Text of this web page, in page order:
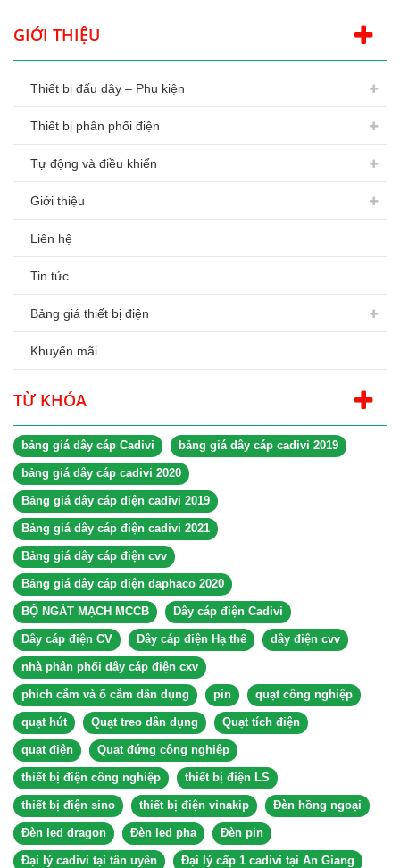
GIỚI THIỆU
Thiết bị đấu dây – Phụ kiện
Thiết bị phân phối điện
Tự động và điều khiển
Giới thiệu
Liên hệ
Tin tức
Bảng giá thiết bị điện
Khuyến mãi
TỪ KHÓA
bảng giá dây cáp Cadivi bảng giá dây cáp cadivi 2019
bảng giá dây cáp cadivi 2020
Bảng giá dây cáp điện cadivi 2019
Bảng giá dây cáp điện cadivi 2021
Bảng giá dây cáp điện cvv
Bảng giá dây cáp điện daphaco 2020
BỘ NGẮT MẠCH MCCB Dây cáp điện Cadivi
Dây cáp điện CV Dây cáp điện Hạ thế dây điện cvv
nhà phân phối dây cáp điện cxv
phích cắm và ổ cắm dân dụng pin quạt công nghiệp
quạt hút Quạt treo dân dụng Quạt tích điện
quạt điện Quạt đứng công nghiệp
thiết bị điện công nghiệp thiết bị điện LS
thiết bị điện sino thiết bị điện vinakip Đèn hồng ngoại
Đèn led dragon Đèn led pha Đèn pin
Đại lý cadivi tại tân uyên Đại lý cấp 1 cadivi tại An Giang